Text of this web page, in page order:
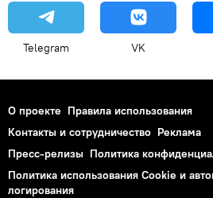
Telegram VK
О проекте Правила использования
Контакты и сотрудничество Реклама
Пресс-релизы Политика
Политика использования Cookie и
логирования